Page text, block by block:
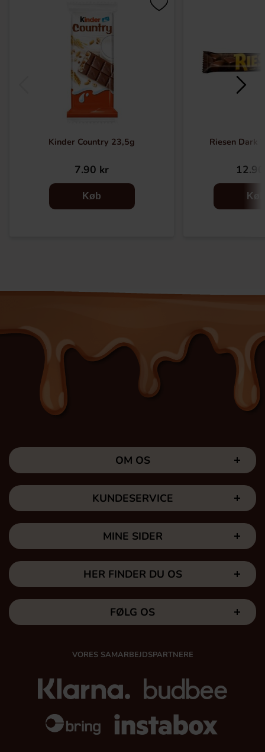
Kinder Country 23,5g
7.90 kr
Køb
Riesen Dark
Køb
OM OS
KUNDESERVICE
MINE SIDER
HER FINDER DU OS
FØLG OS
VORES SAMARBEJDSPARTNERE